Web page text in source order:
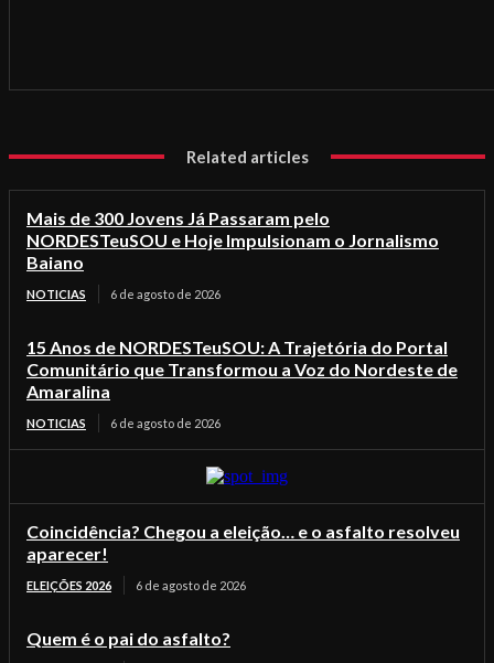
Related articles
Mais de 300 Jovens Já Passaram pelo
NORDESTeuSOU e Hoje Impulsionam o Jornalismo
Baiano
NOTICIAS 6 de agosto de 2026
15 Anos de NORDESTeuSOU: A Trajetória do Portal
Comunitário que Transformou a Voz do Nordeste de
Amaralina
NOTICIAS 6 de agosto de 2026
Coincidência? Chegou a eleição… e o asfalto resolveu
aparecer!
ELEIÇÕES 2026 6 de agosto de 2026
Quem é o pai do asfalto?